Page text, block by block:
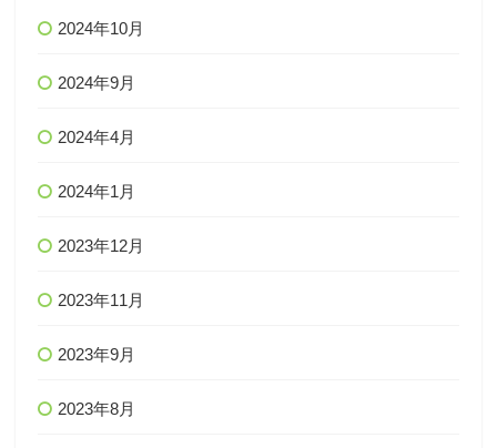
2024年10月
2024年9月
2024年4月
2024年1月
2023年12月
2023年11月
2023年9月
2023年8月